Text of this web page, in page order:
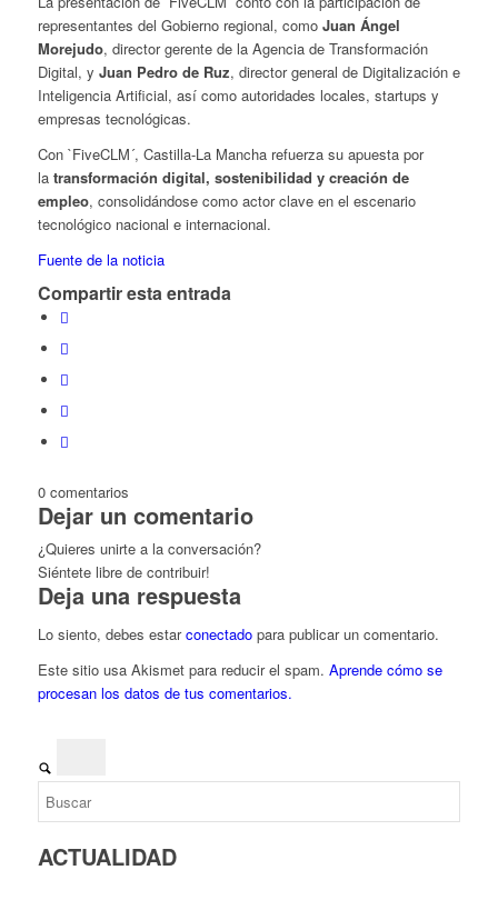
representantes del Gobierno regional, como Juan Ángel
Morejudo, director gerente de la Agencia de Transformación
Digital, y Juan Pedro de Ruz, director general de Digitalización e
Inteligencia Artificial, así como autoridades locales, startups y
empresas tecnológicas.
Con `FiveCLM´, Castilla-La Mancha refuerza su apuesta por
la transformación digital, sostenibilidad y creación de
empleo, consolidándose como actor clave en el escenario
tecnológico nacional e internacional.
Fuente de la noticia
Compartir esta entrada
0 comentarios
Dejar un comentario
¿Quieres unirte a la conversación?
Siéntete libre de contribuir!
Deja una respuesta
Lo siento, debes estarconectadopara publicar un comentario.
Este sitio usa Akismet para reducir el spam. Aprende cómo se
procesan los datos de tus comentarios.
ACTUALIDAD